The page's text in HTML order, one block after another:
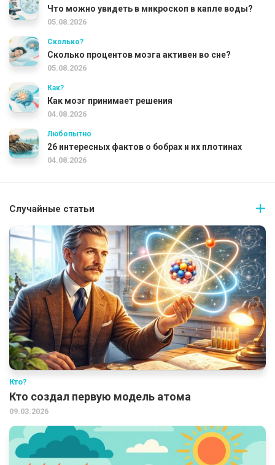
Что можно увидеть в микроскоп в капле воды?
05.08.2026
Сколько?
Сколько процентов мозга активен во сне?
05.08.2026
Как?
Как мозг принимает решения
04.08.2026
Любопытно
26 интересных фактов о бобрах и их плотинах
04.08.2026
Случайные статьи
Кто?
Кто создал первую модель атома
09.03.2026